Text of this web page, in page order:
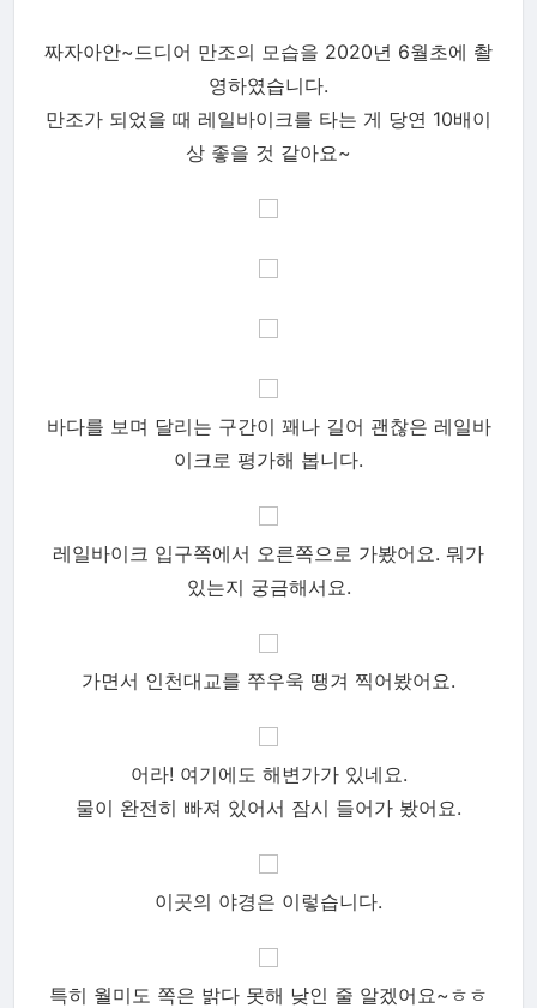
짜자아안~드디어 만조의 모습을 2020년 6월초에 촬
영하였습니다.
만조가 되었을 때 레일바이크를 타는 게 당연 10배이
상 좋을 것 같아요~
바다를 보며 달리는 구간이 꽤나 길어 괜찮은 레일바
이크로 평가해 봅니다.
레일바이크 입구쪽에서 오른쪽으로 가봤어요. 뭐가
있는지 궁금해서요.
가면서 인천대교를 쭈우욱 땡겨 찍어봤어요.
어라! 여기에도 해변가가 있네요.
물이 완전히 빠져 있어서 잠시 들어가 봤어요.
이곳의 야경은 이렇습니다.
특히 월미도 쪽은 밝다 못해 낮인 줄 알겠어요~ㅎㅎ